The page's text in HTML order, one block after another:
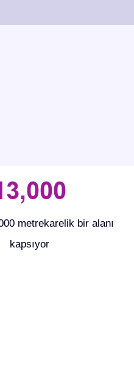
,000
metrekarelik bir alanı
kapsıyor